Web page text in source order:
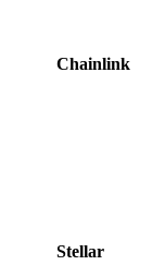
Chainlink
Stellar